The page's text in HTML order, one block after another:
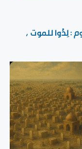
: لِدُوا للموت ،